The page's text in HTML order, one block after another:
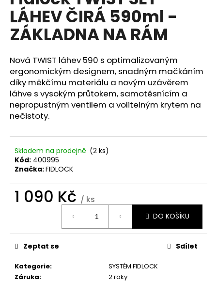
0,0
5
hvězdiček.
LÁHEV ČIRÁ 590ml -
ZÁKLADNA NA RÁM
Nová TWIST láhev 590 s optimalizovaným
ergonomickým designem, snadným mačkáním
díky měkčímu materiálu a novým uzávěrem
láhve s vysokým průtokem, samotěsnícím a
nepropustným ventilem a volitelným krytem na
nečistoty.
Skladem na prodejně (2 ks)
Kód: 400995
Značka:FIDLOCK
1 090 Kč / ks
DO KOŠÍKU
Kategorie:
SYSTÉM FIDLOCK
Záruka: 2 roky
Zeptat se Sdílet
a
j
í
?
D
o
p
o
e
m
e